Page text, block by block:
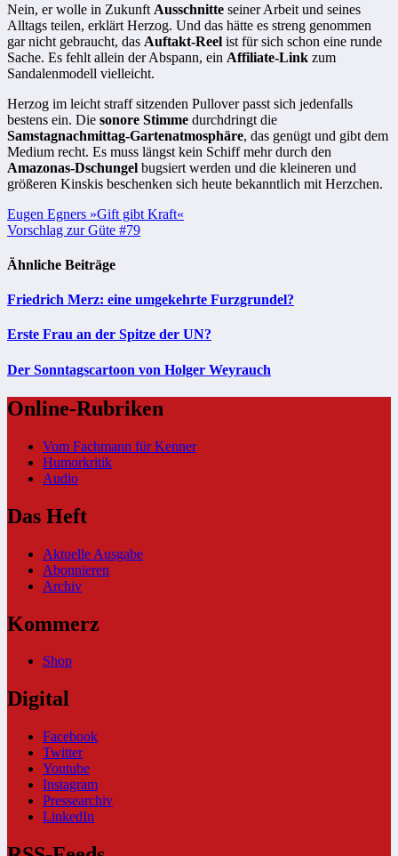
Nein, er wolle in Zukunft Ausschnitte seiner Arbeit und seines
Alltags teilen, erklärt Herzog. Und das hätte es streng genommen
gar nicht gebraucht, das Auftakt-Reel ist für sich schon eine runde
Sache. Es fehlt allein der Abspann, ein Affiliate-Link zum
Sandalenmodell vielleicht.
Herzog im leicht straff sitzenden Pullover passt sich jedenfalls
bestens ein. Die sonore Stimme durchdringt die
Samstagnachmittag-Gartenatmosphäre, das genügt und gibt dem
Medium recht. Es muss längst kein Schiff mehr durch den
Amazonas-Dschungel bugsiert werden und die kleineren und
größeren Kinskis beschenken sich heute bekanntlich mit Herzchen.
Beitragsnavigation
Eugen Egners »Gift gibt Kraft«
Vorschlag zur Güte #79
Ähnliche Beiträge
Friedrich Merz: eine umgekehrte Furzgrundel?
Erste Frau an der Spitze der UN?
Der Sonntagscartoon von Holger Weyrauch
Online-Rubriken
Vom Fachmann für Kenner
Humorkritik
Audio
Das Heft
Aktuelle Ausgabe
Abonnieren
Archiv
Kommerz
Shop
Digital
Facebook
Twitter
Youtube
Instagram
Pressearchiv
LinkedIn